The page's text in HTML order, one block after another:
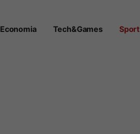
Economia Tech&Games Sport